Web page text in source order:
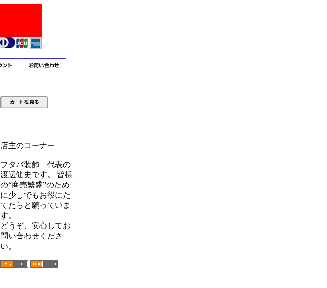
店主のコーナー
フタバ装飾 代表の
渡辺健史です。 皆様
の“商売繁盛”のため
に少しでもお役にた
てたらと願っていま
す。
どうぞ、安心してお
問い合わせくださ
い。